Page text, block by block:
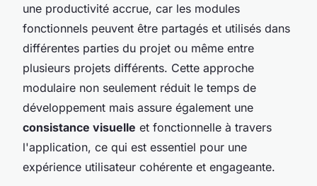
une productivité accrue, car les modules
fonctionnels peuvent être partagés et utilisés dans
différentes parties du projet ou même entre
plusieurs projets différents. Cette approche
modulaire non seulement réduit le temps de
développement mais assure également une
consistance visuelle et fonctionnelle à travers
l'application, ce qui est essentiel pour une
expérience utilisateur cohérente et engageante.